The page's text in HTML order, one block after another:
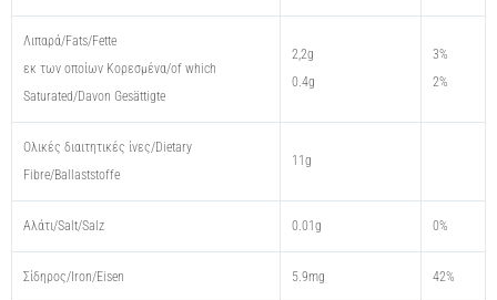
Λιπαρά/Fats/Fette
εκ των οποίων Kορεσμένα/of which
Saturated/Davon Gesättigte
2,2g
0.4g
3%
2%
Oλικές διαιτητικές ίνες/Dietary
Fibre/Ballaststoffe
11g
Αλάτι/Salt/Salz 0.01g 0%
Σίδηρος/Iron/Eisen 5.9mg 42%